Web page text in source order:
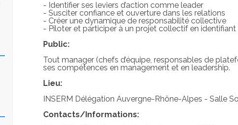
- Identifier ses leviers d’action comme leader
- Susciter confiance et ouverture dans les relations
- Créer une dynamique de responsabilité collective
- Piloter et participer à un projet collectif en
Public:
Tout manager (chefs d’équipe, responsables de
ses compétences en management et en leadership.
Lieu:
INSERM Délégation Auvergne-Rhône-Alpes - Salle
Contacts/Informations: